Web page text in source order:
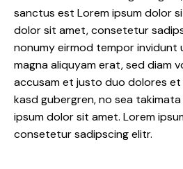
sanctus est Lorem ipsum dolor
dolor sit amet, consetetur
nonumy eirmod tempor
magna aliquyam erat, sed diam
accusam et justo duo dolores
kasd gubergren, no sea
ipsum dolor sit amet. Lorem
consetetur sadipscing elitr.